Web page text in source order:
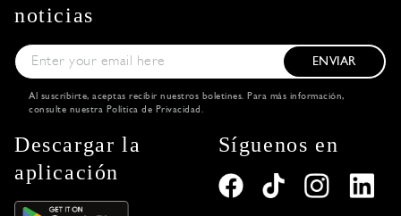
noticias
ENVIAR
Al suscribirte, aceptas recibir nuestros boletines. Para más información,
consulte nuestra Política de Privacidad .
Descargar la
aplicación
Síguenos en